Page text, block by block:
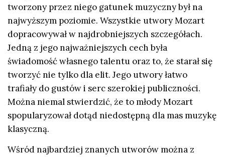
tworzony przez niego gatunek muzyczny był na
najwyższym poziomie. Wszystkie utwory Mozart
dopracowywał w najdrobniejszych szczegółach.
Jedną z jego najważniejszych cech była
świadomość własnego talentu oraz to, że starał się
tworzyć nie tylko dla elit. Jego utwory łatwo
trafiały do gustów i serc szerokiej publiczności.
Można niemal stwierdzić, że to młody Mozart
spopularyzował dotąd niedostępną dla mas muzykę
klasyczną.
Wśród najbardziej znanych utworów można z